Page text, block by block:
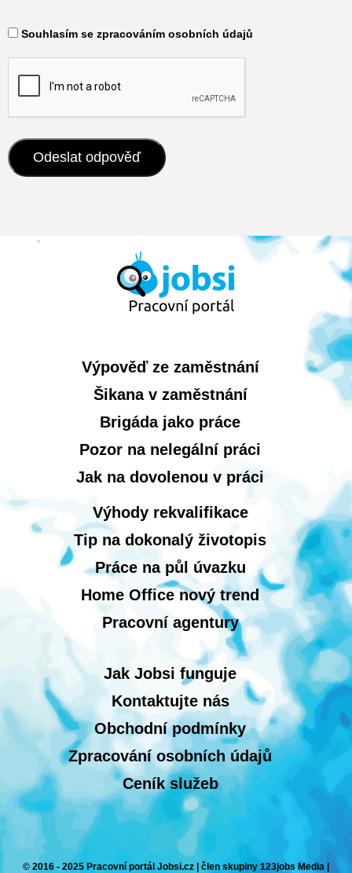
​ Souhlasím se zpracováním osobních údajů
Výpověď ze zaměstnání
Šikana v zaměstnání
Brigáda jako práce
Pozor na nelegální práci
Jak na dovolenou v práci
Výhody rekvalifikace
Tip na dokonalý životopis
Práce na půl úvazku
Home Office nový trend
Pracovní agentury
Jak Jobsi funguje
Kontaktujte nás
Obchodní podmínky
Zpracování osobních údajů
Ceník služeb
© 2016 - 2025 Pracovní portál Jobsi.cz | člen skupiny 123jobs Media |